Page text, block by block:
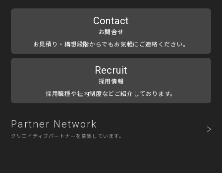
Contact
お問合せ
お見積り・構想段階からでもお気軽にご連絡ください。
Recruit
採用情報
採用職種や社内制度などご紹介しております。
Partner Network
クリエイティブパートナーを募集しています。